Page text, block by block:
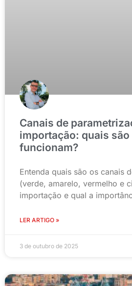
Canais de
importação: quais são
funcionam?
Entenda quais são os canais
(verde, amarelo, vermelho e
importação e qual a
LER ARTIGO »
3 de outubro de 2025